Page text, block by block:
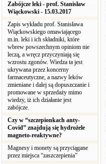
Zabójcze leki - prof. Stanisław
Wiąckowski - 15.03.2017
Zapis wykładu prof. Stanisława
Wiąckowskiego omawiającego
m.in. leki i ich składniki, które
wbrew powszechnym opiniom nie
leczą, a wręcz przyczyniają się
wzrostu zgonów. Wiedza ta jest
ukrywana przez koncerny
farmaceutyczne, a nazwy leków
zmieniane i dalej są dopuszczanie i
promowane w sprzedaży mimo
wiedzy, iż ich działanie jest
zabójcze.
Czy w “szczepionkach anty-
Covid” znajdują się hydrożele
magneto-reaktywne?
Magnesy i monety są przyciągane
przez miejsca “zaszczepienia”